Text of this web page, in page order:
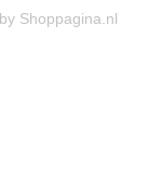
Shoppagina.nl